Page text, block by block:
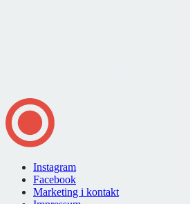
Instagram
Facebook
Marketing i kontakt